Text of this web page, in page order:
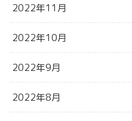
2022年11月
2022年10月
2022年9月
2022年8月